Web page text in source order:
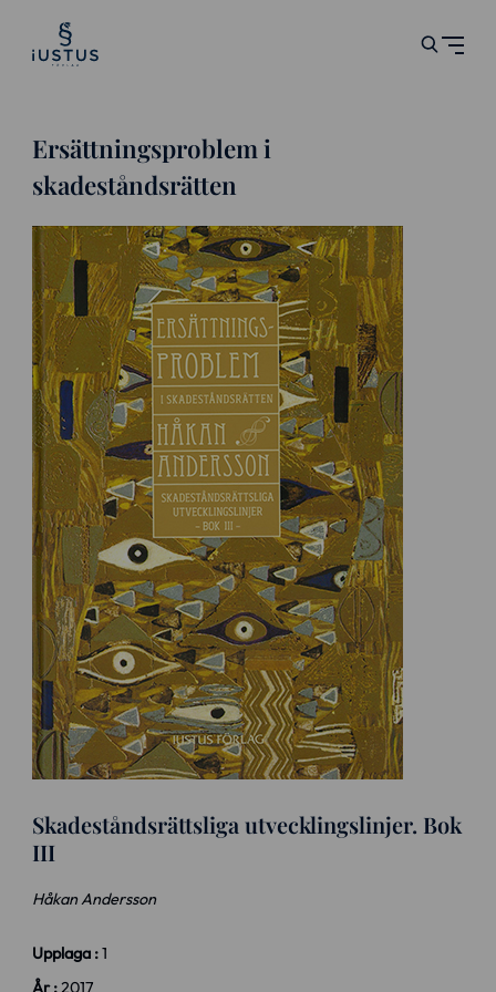
Ersättningsproblem i
skadeståndsrätten
Skadeståndsrättsliga utvecklingslinjer. Bok
III
Håkan Andersson
Upplaga :1
År :2017